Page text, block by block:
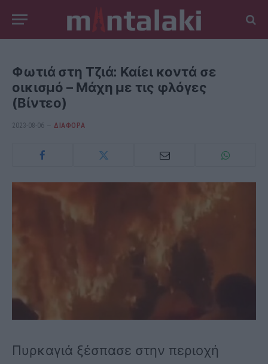
Φωτιά στη Τζιά: Καίει κοντά σε
οικισμό – Μάχη με τις φλόγες
(Βίντεο)
2023-08-06 ΔΙΆΦΟΡΑ
Πυρκαγιά ξέσπασε στην περιοχή